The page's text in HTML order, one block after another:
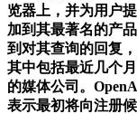
览器上，并为用户
加到其最著名的产
到对其查询的回复
其中包括最近几个
的媒体公司。
表示最初将向注册